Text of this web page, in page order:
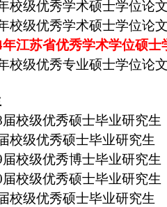
校级优秀学术硕士学位论文
校级优秀学术硕士学位论文
年江苏省优秀学术学位硕士
校级优秀专业硕士学位论文
届校级优秀硕士毕业研究生
校级优秀硕士毕业研究生
届校级优秀博士毕业研究生
届校级优秀硕士毕业研究生
校级优秀硕士毕业研究生